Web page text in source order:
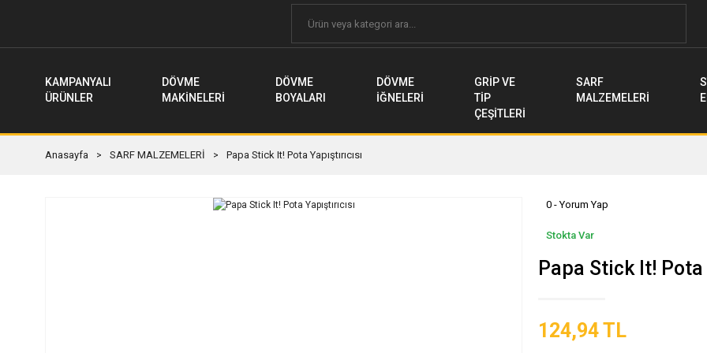
KAMPANYALI
ÜRÜNLER
DÖVME
MAKİNELERİ
DÖVME
BOYALARI
DÖVME
İĞNELERİ
GRİP VE
TİP
ÇEŞİTLERİ
SARF
MALZEMELERİ
Anasayfa SARF MALZEMELERİ Papa Stick It! Pota Yapıştırıcısı
0 - Yorum Yap
Stokta Var
Papa Stick It! Pota
124,94 TL